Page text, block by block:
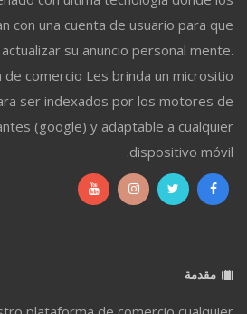
con una cuenta de usuario para que
su anuncio personal mente.
comercio Les brinda un micrositio
ser indexados por los motores de
(google) y adaptable a cualquier
dispositivo móvil.
مقدمة